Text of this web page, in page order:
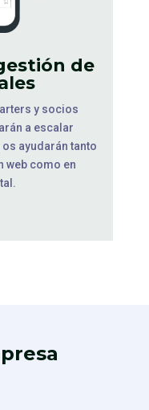
de
y socios
a escalar
ayudarán tanto
web como en